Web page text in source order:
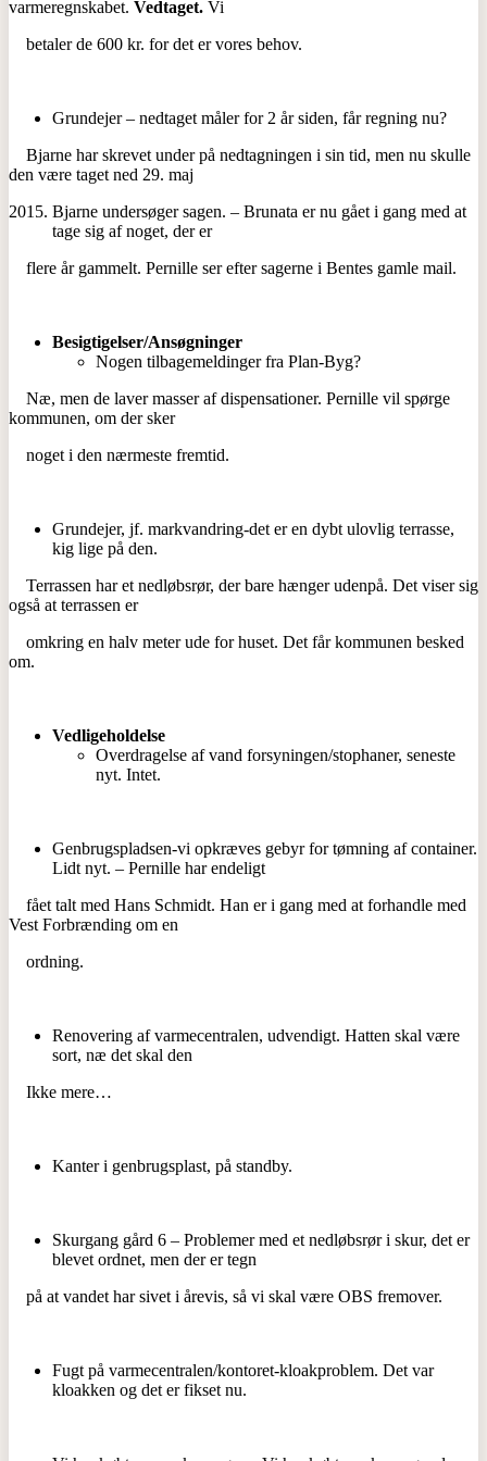
varmeregnskabet. Vedtaget. Vi
betaler de 600 kr. for det er vores behov.
Grundejer – nedtaget måler for 2 år siden, får regning nu?
Bjarne har skrevet under på nedtagningen i sin tid, men nu skulle
den være taget ned 29. maj
Bjarne undersøger sagen. – Brunata er nu gået i gang med at
tage sig af noget, der er
flere år gammelt. Pernille ser efter sagerne i Bentes gamle mail.
Besigtigelser/Ansøgninger
Nogen tilbagemeldinger fra Plan-Byg?
Næ, men de laver masser af dispensationer. Pernille vil spørge
kommunen, om der sker
noget i den nærmeste fremtid.
Grundejer, jf. markvandring-det er en dybt ulovlig terrasse,
kig lige på den.
Terrassen har et nedløbsrør, der bare hænger udenpå. Det viser sig
også at terrassen er
omkring en halv meter ude for huset. Det får kommunen besked
om.
Vedligeholdelse
Overdragelse af vand forsyningen/stophaner, seneste
nyt. Intet.
Genbrugspladsen-vi opkræves gebyr for tømning af container.
Lidt nyt. – Pernille har endeligt
fået talt med Hans Schmidt. Han er i gang med at forhandle med
Vest Forbrænding om en
ordning.
Renovering af varmecentralen, udvendigt. Hatten skal være
sort, næ det skal den
Ikke mere…
Kanter i genbrugsplast, på standby.
Skurgang gård 6 – Problemer med et nedløbsrør i skur, det er
blevet ordnet, men der er tegn
på at vandet har sivet i årevis, så vi skal være OBS fremover.
Fugt på varmecentralen/kontoret-kloakproblem. Det var
kloakken og det er fikset nu.